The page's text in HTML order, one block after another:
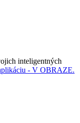
inteligentných
- V OBRAZE.